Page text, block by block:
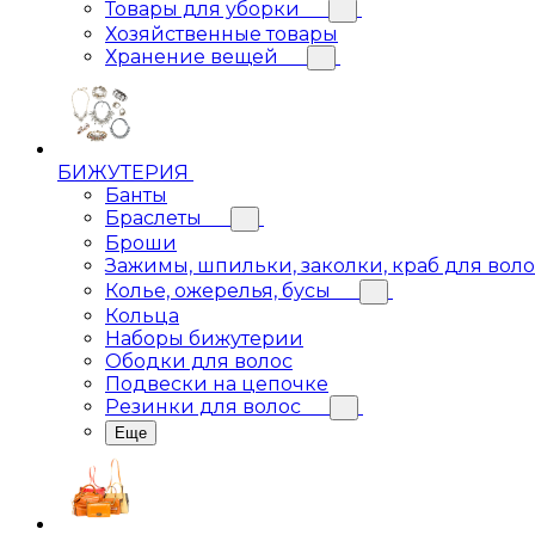
Товары для уборки
Хозяйственные товары
Хранение вещей
БИЖУТЕРИЯ
Банты
Браслеты
Броши
Зажимы, шпильки, заколки, краб для
Колье, ожерелья, бусы
Кольца
Наборы бижутерии
Ободки для волос
Подвески на цепочке
Резинки для волос
Еще